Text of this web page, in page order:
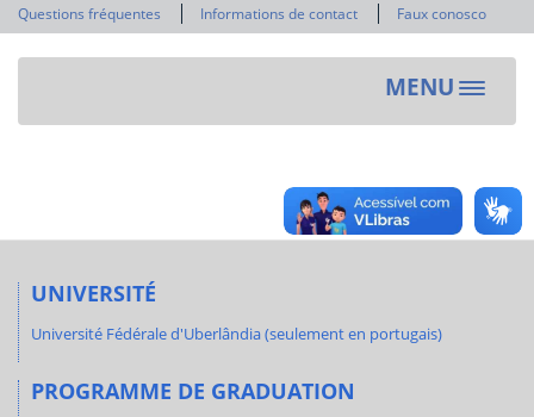
Questions fréquentes Informations de contact Faux conosco
MENU
Toggle
UNIVERSITÉ
Université Fédérale d'Uberlândia (seulement en portugais)
PROGRAMME DE GRADUATION